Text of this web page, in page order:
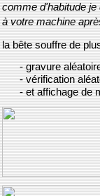
comme d'habitude
à votre machine
la bête souffre de
- gravure
- vérification
- et affichage de